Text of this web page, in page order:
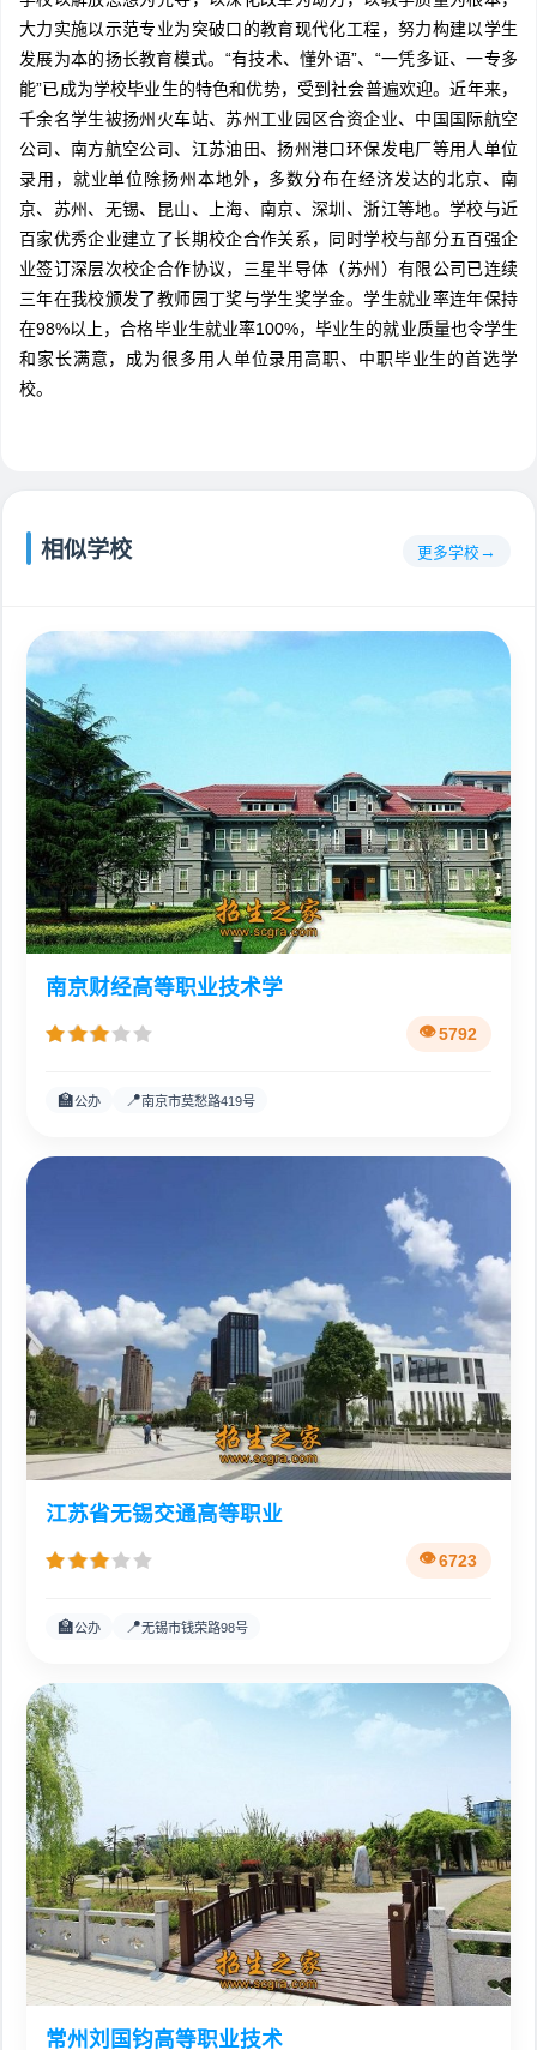
大力实施以示范专业为突破口的教育现代化工程，努力构建以学生
发展为本的扬长教育模式。“有技术、懂外语”、“一凭多证、一专多
能”已成为学校毕业生的特色和优势，受到社会普遍欢迎。近年来，
千余名学生被扬州火车站、苏州工业园区合资企业、中国国际航空
公司、南方航空公司、江苏油田、扬州港口环保发电厂等用人单位
录用，就业单位除扬州本地外，多数分布在经济发达的北京、南
京、苏州、无锡、昆山、上海、南京、深圳、浙江等地。学校与近
百家优秀企业建立了长期校企合作关系，同时学校与部分五百强企
业签订深层次校企合作协议，三星半导体（苏州）有限公司已连续
三年在我校颁发了教师园丁奖与学生奖学金。学生就业率连年保持
在98%以上，合格毕业生就业率100%，毕业生的就业质量也令学生
和家长满意，成为很多用人单位录用高职、中职毕业生的首选学
校。
相似学校 更多学校
南京财经高等职业技术学
5792
🏫公办 📍南京市莫愁路419号
江苏省无锡交通高等职业
6723
🏫公办 📍无锡市钱荣路98号
常州刘国钧高等职业技术